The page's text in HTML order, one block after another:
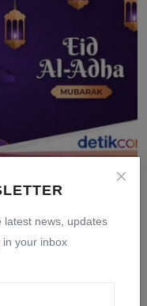
latest news, updates
your inbox
Pemerintah dan